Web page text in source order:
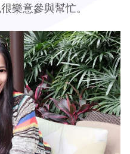
樂意參與幫忙。